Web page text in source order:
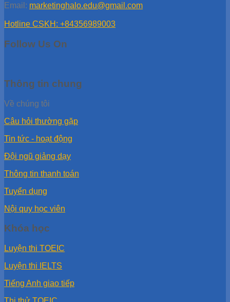
Email: marketinghalo.edu@gmail.com
Hotline CSKH: +84356989003
Follow Us On
Thông tin chung
Về chúng tôi
Câu hỏi thường gặp
Tin tức - hoạt động
Đội ngũ giảng dạy
Thông tin thanh toán
Tuyển dụng
Nội quy học viên
Khóa học
Luyện thi TOEIC
Luyện thi IELTS
Tiếng Anh giao tiếp